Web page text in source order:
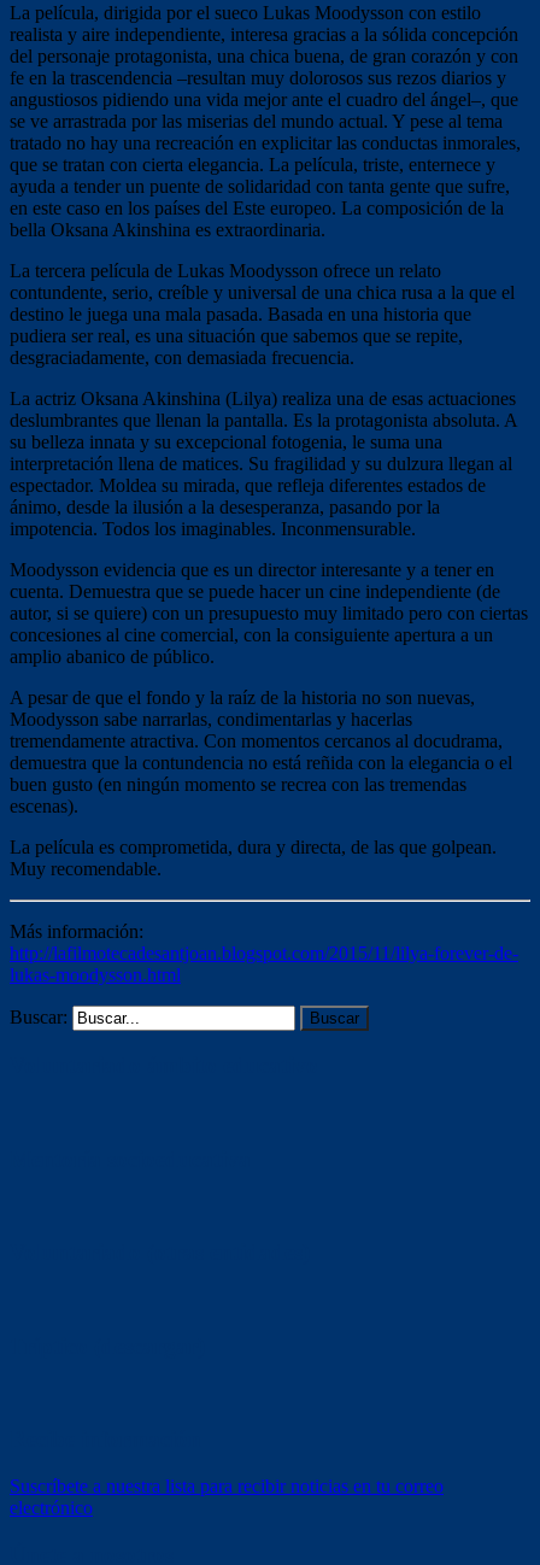
La película, dirigida por el sueco Lukas Moodysson con estilo
realista y aire independiente, interesa gracias a la sólida concepción
del personaje protagonista, una chica buena, de gran corazón y con
fe en la trascendencia –resultan muy dolorosos sus rezos diarios y
angustiosos pidiendo una vida mejor ante el cuadro del ángel–, que
se ve arrastrada por las miserias del mundo actual. Y pese al tema
tratado no hay una recreación en explicitar las conductas inmorales,
que se tratan con cierta elegancia. La película, triste, enternece y
ayuda a tender un puente de solidaridad con tanta gente que sufre,
en este caso en los países del Este europeo. La composición de la
bella Oksana Akinshina es extraordinaria.
La tercera película de Lukas Moodysson ofrece un relato
contundente, serio, creíble y universal de una chica rusa a la que el
destino le juega una mala pasada. Basada en una historia que
pudiera ser real, es una situación que sabemos que se repite,
desgraciadamente, con demasiada frecuencia.
La actriz Oksana Akinshina (Lilya) realiza una de esas actuaciones
deslumbrantes que llenan la pantalla. Es la protagonista absoluta. A
su belleza innata y su excepcional fotogenia, le suma una
interpretación llena de matices. Su fragilidad y su dulzura llegan al
espectador. Moldea su mirada, que refleja diferentes estados de
ánimo, desde la ilusión a la desesperanza, pasando por la
impotencia. Todos los imaginables. Inconmensurable.
Moodysson evidencia que es un director interesante y a tener en
cuenta. Demuestra que se puede hacer un cine independiente (de
autor, si se quiere) con un presupuesto muy limitado pero con ciertas
concesiones al cine comercial, con la consiguiente apertura a un
amplio abanico de público.
A pesar de que el fondo y la raíz de la historia no son nuevas,
Moodysson sabe narrarlas, condimentarlas y hacerlas
tremendamente atractiva. Con momentos cercanos al docudrama,
demuestra que la contundencia no está reñida con la elegancia o el
buen gusto (en ningún momento se recrea con las tremendas
escenas).
La película es comprometida, dura y directa, de las que golpean.
Muy recomendable.
Más información:
http://lafilmotecadesantjoan.blogspot.com/2015/11/lilya-forever-de-
lukas-moodysson.html
Buscar:
Suscríbete a nuestra lista para recibir noticias en tu correo
electrónico